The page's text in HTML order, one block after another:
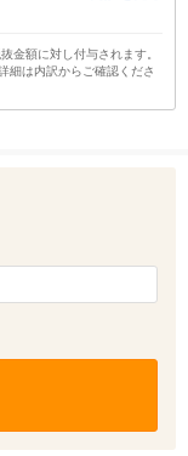
金額に対し付与されます。
細は内訳からご確認くださ